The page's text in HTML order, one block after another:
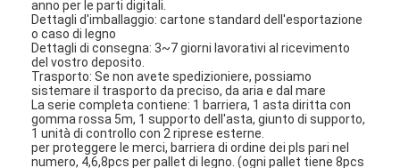
Casa.
Prodotti
Video
anno per le parti digitali.
Dettagli d'imballaggio: cartone standard dell'esportazione
o caso di legno
Dettagli di consegna: 3~7 giorni lavorativi al ricevimento
del vostro deposito.
Trasporto: Se non avete spedizioniere, possiamo
sistemare il trasporto da preciso, da aria e dal mare
La serie completa contiene: 1 barriera, 1 asta diritta con
gomma rossa 5m, 1 supporto dell'asta, giunto di supporto,
1 unità di controllo con 2 riprese esterne.
per proteggere le merci, barriera di ordine dei pls pari nel
numero, 4,6,8pcs per pallet di legno. (ogni pallet tiene 8pcs